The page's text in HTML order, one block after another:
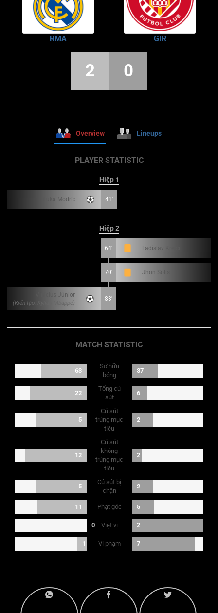
RMA GIR
2 0
Overview Lineups
PLAYER STATISTIC
Hiệp 1
Luka Modric 41'
Hiệp 2
64' Ladislav Krejci
70' Jhon Solís
Vinícius Júnior
(Kiến tạo: Kylian Mbappé)
83'
MATCH STATISTIC
63
Sở hữu
bóng
37
22
Tổng cú
sút
6
5
Cú sút
trúng mục
tiêu
2
12
Cú sút
không
trúng mục
tiêu
2
5
Cú sút bị
chặn
2
11 Phạt góc 5
0 Việt vị 2
1 Vi phạm 7